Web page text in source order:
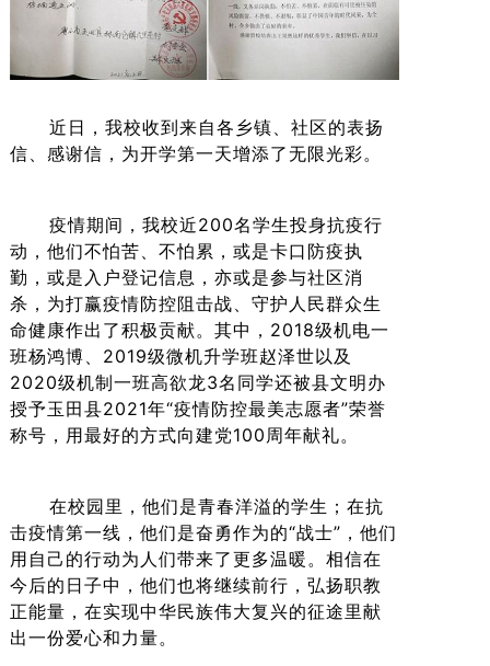
近日，我校收到来自各乡镇、社区的表扬
信、感谢信，为开学第一天增添了无限光彩。
疫情期间，我校近200名学生投身抗疫行
动，他们不怕苦、不怕累，或是卡口防疫执
勤，或是入户登记信息，亦或是参与社区消
杀，为打赢疫情防控阻击战、守护人民群众生
命健康作出了积极贡献。其中，2018级机电一
班杨鸿博、2019级微机升学班赵泽世以及
2020级机制一班高欲龙3名同学还被县文明办
授予玉田县2021年“疫情防控最美志愿者”荣誉
称号，用最好的方式向建党100周年献礼。
在校园里，他们是青春洋溢的学生；在抗
击疫情第一线，他们是奋勇作为的“战士”，他们
用自己的行动为人们带来了更多温暖。相信在
今后的日子中，他们也将继续前行，弘扬职教
正能量，在实现中华民族伟大复兴的征途里献
出一份爱心和力量。